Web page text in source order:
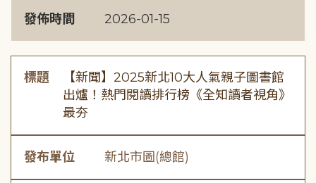
發佈時間 2026-01-15
標題
【新聞】2025新北10大人氣親子圖書館
出爐！熱門閱讀排行榜《全知讀者視角》
最夯
發布單位 新北市圖(總館)